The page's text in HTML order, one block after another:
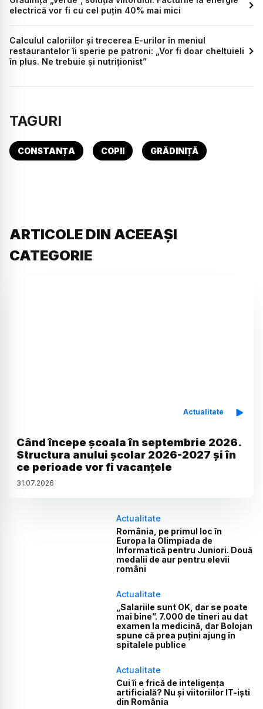
electrică vor fi cu cel puțin 40% mai mici
Calculul caloriilor și trecerea E-urilor în meniul
restaurantelor îi sperie pe patroni: „Vor fi doar cheltuieli
în plus. Ne trebuie și nutriționist”
TAGURI
CONSTANȚA COPII GRĂDINIȚĂ
ARTICOLE DIN ACEEAȘI
CATEGORIE
Actualitate
Când începe școala în septembrie 2026.
Structura anului școlar 2026-2027 și în
ce perioade vor fi vacanțele
31.07.2026
Actualitate
România, pe primul loc în
Europa la Olimpiada de
Informatică pentru Juniori. Două
medalii de aur pentru elevii
români
Actualitate
„Salariile sunt OK, dar se poate
mai bine”. 7.000 de tineri au dat
examen la medicină, dar Bolojan
spune că prea puțini ajung în
spitalele publice
Actualitate
Cui îi e frică de inteligența
artificială? Nu și viitoriilor IT-iști
din România